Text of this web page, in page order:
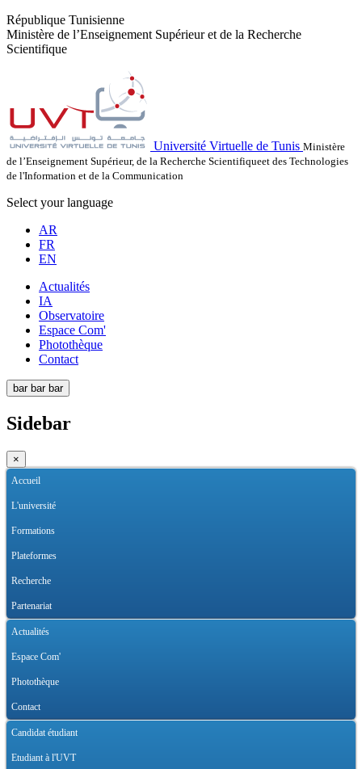
République Tunisienne
Ministère de l’Enseignement Supérieur et de la Recherche
Scientifique
Université Virtuelle de Tunis Ministère
de l’Enseignement Supérieur, de la Recherche Scientifiqueet des Technologies
de l'Information et de la Communication
Select your language
AR
FR
EN
Actualités
IA
Observatoire
Espace Com'
Photothèque
Contact
bar bar bar
Sidebar
×
Accueil
L'université
Formations
Plateformes
Recherche
Partenariat
Actualités
Espace Com'
Photothèque
Contact
Candidat étudiant
Etudiant à l'UVT